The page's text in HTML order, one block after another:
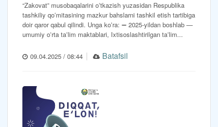
“Zakovat” musobaqalarini oʻtkazish yuzasidan Respublika
tashkiliy qoʻmitasining mazkur bahslarni tashkil etish tartibiga
doir qaror qabul qilindi. Unga koʻra: ➖ 2025-yildan boshlab —
umumiy oʻrta taʻlim maktablari, Ixtisoslashtirilgan taʻlim...
09.04.2025 / 08:44 Batafsil